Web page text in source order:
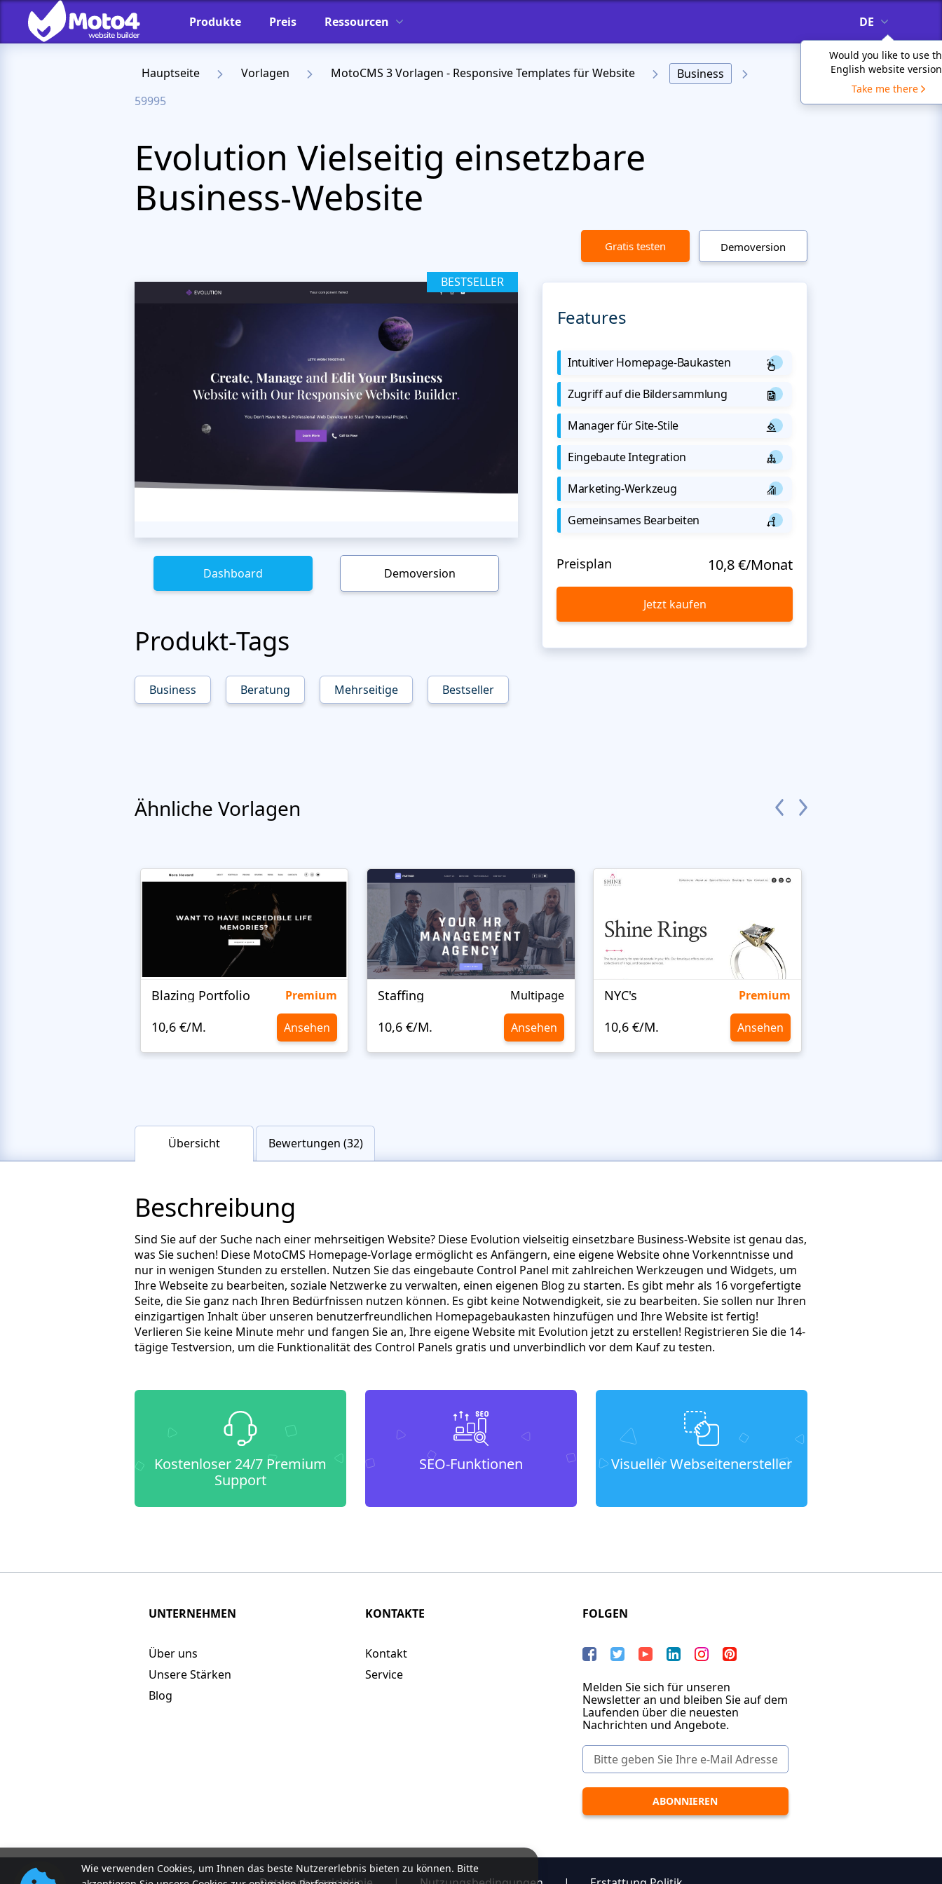
Produkte Preis Ressourcen DE
Would you like to use
English website
Take me there
Hauptseite Vorlagen MotoCMS 3 Vorlagen - Responsive Templates für Website
Business
59995
Evolution Vielseitig einsetzbare
Business-Website
Gratis testen Demoversion
BESTSELLER
Dashboard Demoversion
Produkt-Tags
Business Beratung Mehrseitige Bestseller
Features
Intuitiver Homepage-Baukasten
Zugriff auf die Bildersammlung
Manager für Site-Stile
Eingebaute Integration
Marketing-Werkzeug
Gemeinsames Bearbeiten
Preisplan 10,8 €/Monat
Jetzt kaufen
Ähnliche Vorlagen
Blazing Portfolio Premium
10,6 €/M. Ansehen
Staffing Multipage
10,6 €/M. Ansehen
NYC's Premium
10,6 €/M. Ansehen
Übersicht Bewertungen (32)
Beschreibung
Sind Sie auf der Suche nach einer mehrseitigen Website? Diese Evolution vielseitig einsetzbare Business-Website ist genau das,
was Sie suchen! Diese MotoCMS Homepage-Vorlage ermöglicht es Anfängern, eine eigene Website ohne Vorkenntnisse und
nur in wenigen Stunden zu erstellen. Nutzen Sie das eingebaute Control Panel mit zahlreichen Werkzeugen und Widgets, um
Ihre Webseite zu bearbeiten, soziale Netzwerke zu verwalten, einen eigenen Blog zu starten. Es gibt mehr als 16 vorgefertigte
Seite, die Sie ganz nach Ihren Bedürfnissen nutzen können. Es gibt keine Notwendigkeit, sie zu bearbeiten. Sie sollen nur Ihren
einzigartigen Inhalt über unseren benutzerfreundlichen Homepagebaukasten hinzufügen und Ihre Website ist fertig!
Verlieren Sie keine Minute mehr und fangen Sie an, Ihre eigene Website mit Evolution jetzt zu erstellen! Registrieren Sie die 14-
tägige Testversion, um die Funktionalität des Control Panels gratis und unverbindlich vor dem Kauf zu testen.
Kostenloser 24/7 Premium
Support
SEO-Funktionen Visueller Webseitenersteller
Wie verwenden Cookies, um Ihnen das beste Nutzererlebnis bieten zu können. Bitte
UNTERNEHMEN
Über uns
Unsere Stärken
Blog
KONTAKTE
Kontakt
Service
FOLGEN
Melden Sie sich für unseren
Newsletter an und bleiben Sie auf dem
Laufenden über die neuesten
Nachrichten und Angebote.